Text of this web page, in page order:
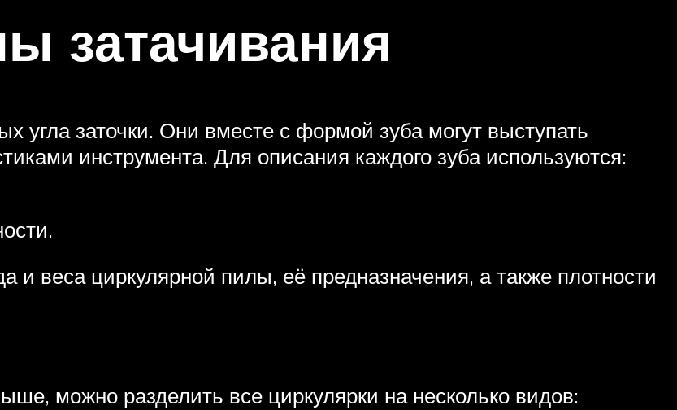
затачивания
угла заточки. Они вместе с формой зуба могут выступать
инструмента. Для описания каждого зуба используются:
и веса циркулярной пилы, её предназначения, а также плотности
можно разделить все циркулярки на несколько видов: